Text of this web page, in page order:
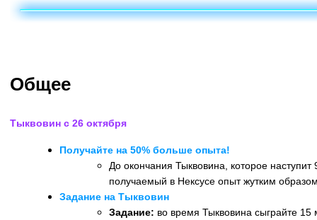
Общее
Тыквовин c 26 октября
Получайте на 50% больше опыта!
До окончания Тыквовина, которое наступит
получаемый в Нексусе опыт жутким
Задание на Тыквовин
Задание: во время Тыквовина сыграйте